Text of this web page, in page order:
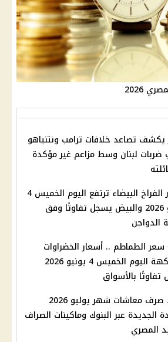
2026
يكشف تصاعد خلافات ترامب ونتنياهو
ضربات لبنان وسط مزاعم غير مؤكدة
أسعار الفراخ البيضاء ترتفع اليوم الخميس 4
يونيو 2026 والبيض يسجل تفاوتًا وفق
الدواجن
سعر الطماطم .. أسعار الخضراوات
والفاكهة اليوم الخميس 4 يونيو 2026
بالأسواق
موعد صرف معاشات شهر يوليو 2026
الجديدة عبر البنوك وماكينات الصراف
المصري